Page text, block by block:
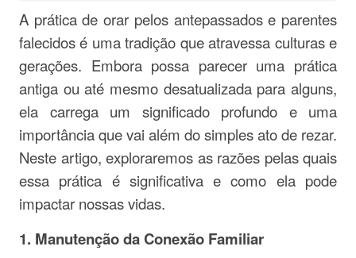
A prática de orar pelos antepassados e parentes
falecidos é uma tradição que atravessa culturas e
gerações. Embora possa parecer uma prática
antiga ou até mesmo desatualizada para alguns,
ela carrega um significado profundo e uma
importância que vai além do simples ato de rezar.
Neste artigo, exploraremos as razões pelas quais
essa prática é significativa e como ela pode
impactar nossas vidas.
1. Manutenção da Conexão Familiar